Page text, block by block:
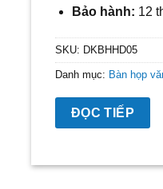
Bảo hành: 12
SKU: DKBHHD05
Danh mục: Bàn họp
ĐỌC TIẾP